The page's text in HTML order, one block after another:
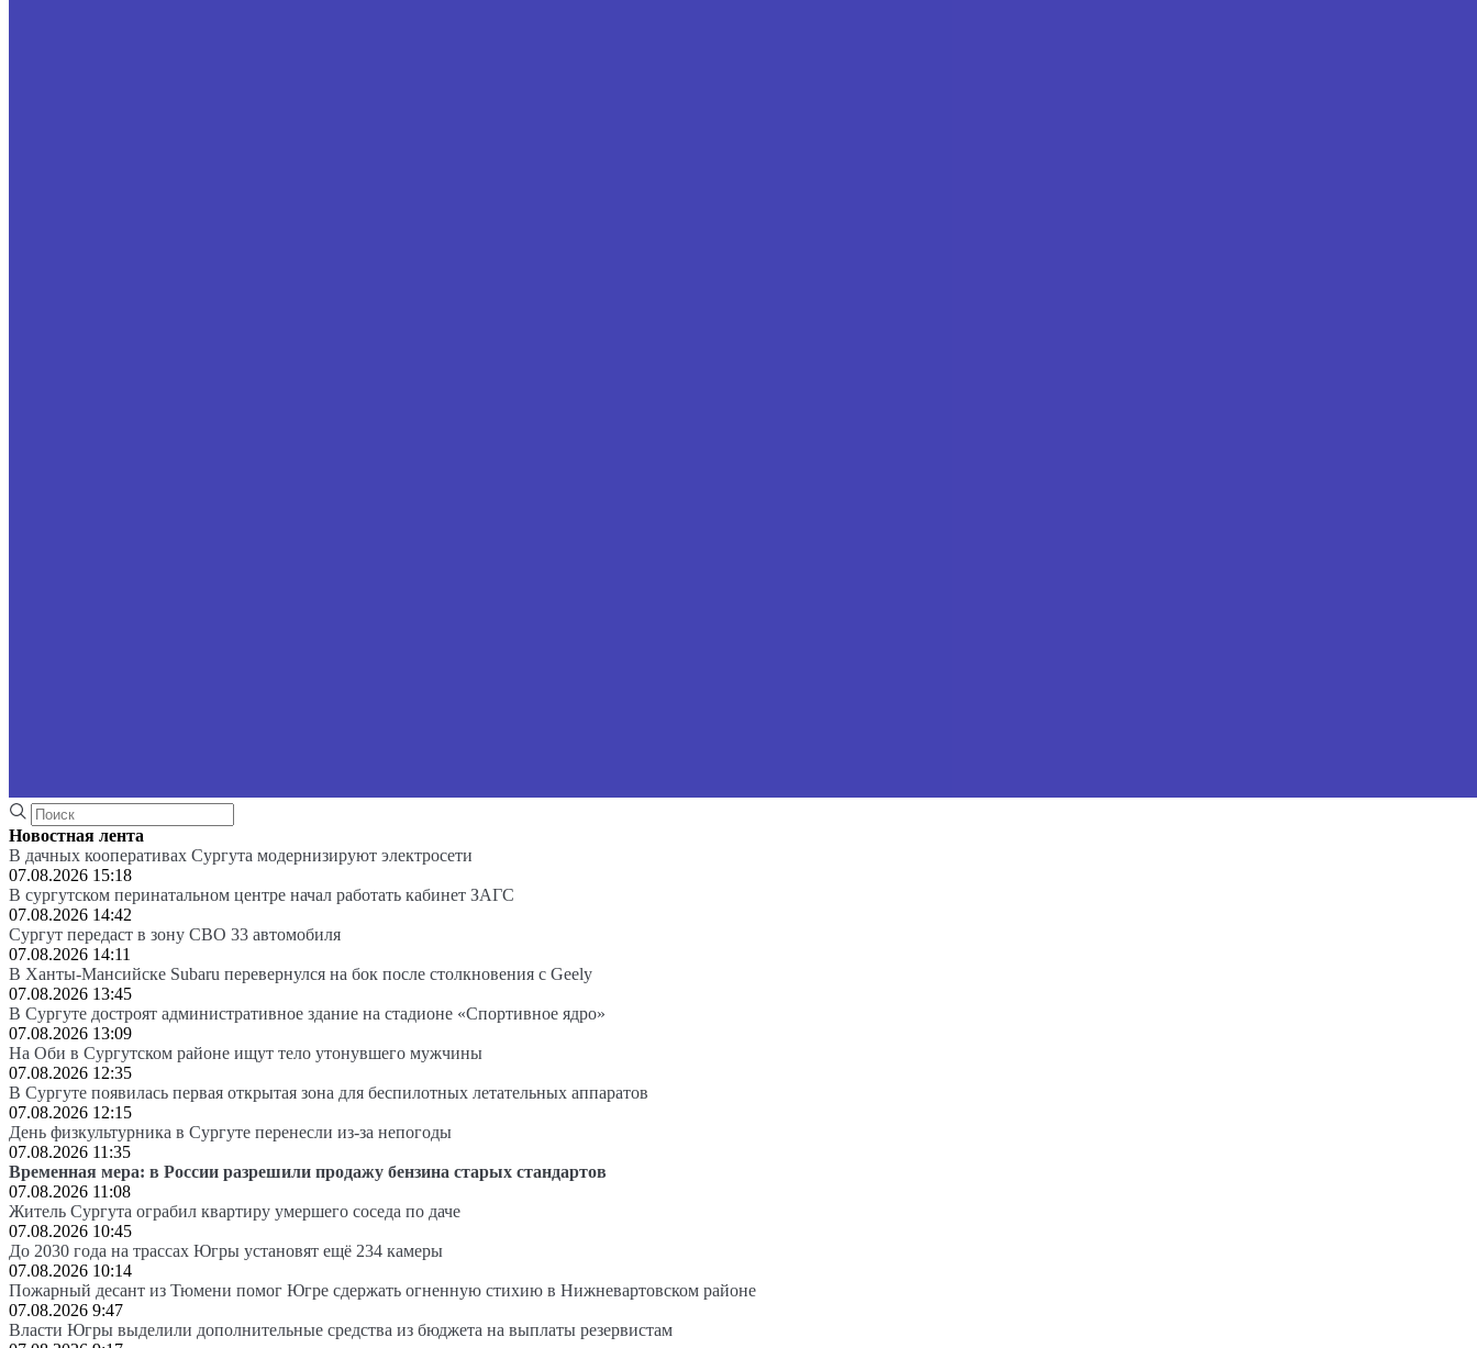
Новостная лента
В дачных кооперативах Сургута модернизируют электросети
07.08.2026 15:18
В сургутском перинатальном центре начал работать кабинет ЗАГС
07.08.2026 14:42
Сургут передаст в зону СВО 33 автомобиля
07.08.2026 14:11
В Ханты-Мансийске Subaru перевернулся на бок после столкновения с Geely
07.08.2026 13:45
В Сургуте достроят административное здание на стадионе «Спортивное ядро»
07.08.2026 13:09
На Оби в Сургутском районе ищут тело утонувшего мужчины
07.08.2026 12:35
В Сургуте появилась первая открытая зона для беспилотных летательных аппаратов
07.08.2026 12:15
День физкультурника в Сургуте перенесли из-за непогоды
07.08.2026 11:35
Временная мера: в России разрешили продажу бензина старых стандартов
07.08.2026 11:08
Житель Сургута ограбил квартиру умершего соседа по даче
07.08.2026 10:45
До 2030 года на трассах Югры установят ещё 234 камеры
07.08.2026 10:14
Пожарный десант из Тюмени помог Югре сдержать огненную стихию в Нижневартовском районе
07.08.2026 9:47
Власти Югры выделили дополнительные средства из бюджета на выплаты резервистам